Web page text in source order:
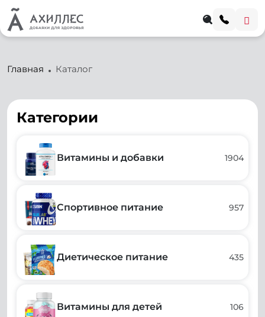
Главная Каталог
Категории
Витамины и добавки 1904
Спортивное питание 957
Диетическое питание 435
Витамины для детей 106